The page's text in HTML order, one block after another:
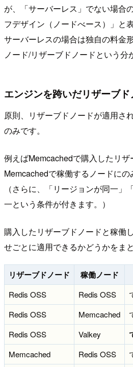
が、「サーバーレス」でない場合
フデザイン（ノードべース）」と
サーバーレスの場合は独自の料金
ノード/リザーブドノードという分
エンジンを跨いだリザーブ
原則、リザーブドノードが適用さ
のみです。
例えばMemcachedで購入したリザ
Memcachedで稼働するノードにの
（さらに、「リージョンが同一」
一という条件が付きます。）
購入したリザーブドノードと稼働
せごとに適用できるかどうかをま
リザーブドノード 稼働ノード
Redis OSS Redis OSS
Redis OSS
Memcached
Redis OSS
Valkey
Memcached Redis OSS